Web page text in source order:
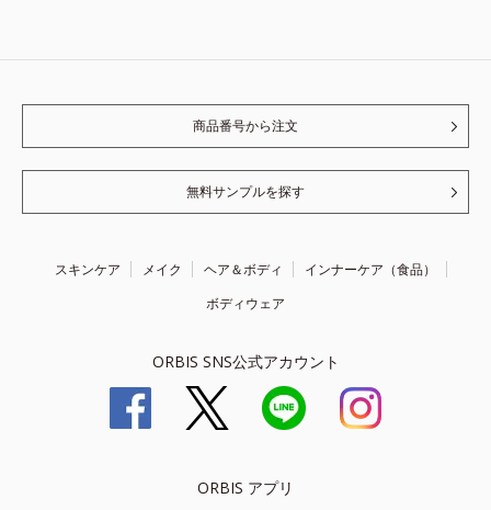
商品番号から注文
無料サンプルを探す
スキンケア メイク ヘア＆ボディ
インナーケア（食品）
ボディウェア
ORBIS SNS公式アカウント
ORBIS アプリ